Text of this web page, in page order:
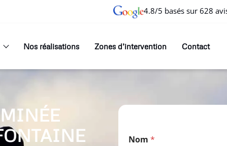
4.8/5 basés sur 628
Nos réalisations Zones d’intervention Contact
Nom *